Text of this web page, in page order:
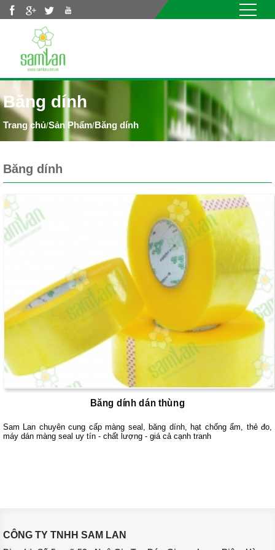
Nhảy đến nội dung
Băng dính
/Sản Phẩm/Băng dính
Băng dính
Băng dính dán thùng
Sam Lan chuyên cung cấp màng seal, băng dính, hạt chống ẩm, thẻ đo,
máy dán màng seal uy tín - chất lượng - giá cả cạnh tranh
CÔNG TY TNHH SAM LAN